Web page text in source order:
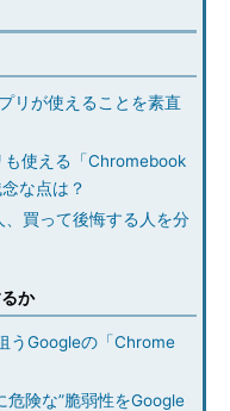
リが使えることを素直
使える「Chromebook
な点は？
、買って後悔する人を分
か
うGoogleの「Chrome
危険な”脆弱性をGoogle